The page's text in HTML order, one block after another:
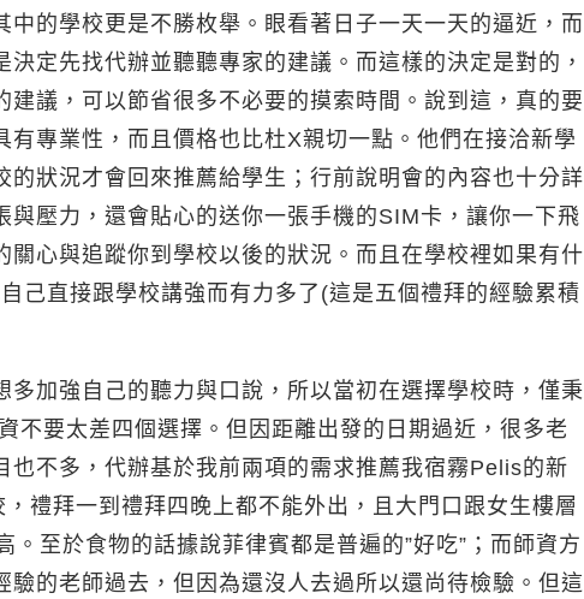
中的學校更是不勝枚舉。眼看著日子一天一天的逼近，而
定先找代辦並聽聽專家的建議。而這樣的決定是對的，
建議，可以節省很多不必要的摸索時間。說到這，真的要
專業性，而且價格也比杜X親切一點。他們在接洽新學
的狀況才會回來推薦給學生；行前說明會的內容也十分詳
與壓力，還會貼心的送你一張手機的SIM卡，讓你一下飛
關心與追蹤你到學校以後的狀況。而且在學校裡如果有什
己直接跟學校講強而有力多了(這是五個禮拜的經驗累積
多加強自己的聽力與口說，所以當初在選擇學校時，僅秉
不要太差四個選擇。但因距離出發的日期過近，很多老
也不多，代辦基於我前兩項的需求推薦我宿霧Pelis的新
禮拜一到禮拜四晚上都不能外出，且大門口跟女生樓層
至於食物的話據說菲律賓都是普遍的”好吃”；而師資方
驗的老師過去，但因為還沒人去過所以還尚待檢驗。但這